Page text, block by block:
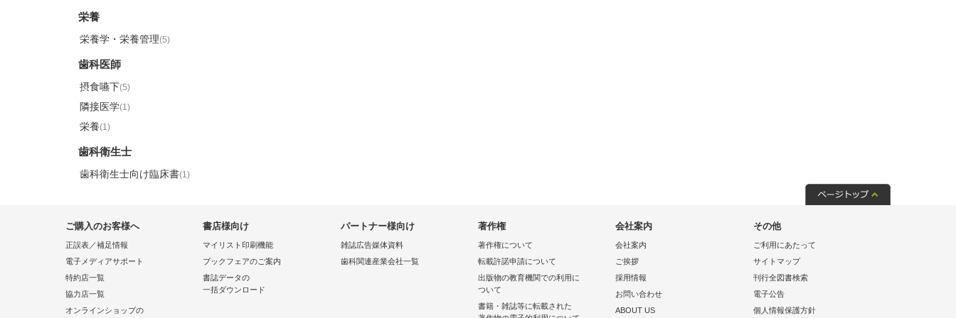
栄養
栄養学・栄養管理(5)
歯科医師
摂食嚥下(5)
隣接医学(1)
栄養(1)
歯科衛生士
歯科衛生士向け臨床書(1)
ご購入のお客様へ
正誤表／補足情報
電子メディアサポート
特約店一覧
協力店一覧
オンラインショップの
書店様向け
マイリスト印刷機能
ブックフェアのご案内
書誌データの
一括ダウンロード
パートナー様向け
雑誌広告媒体資料
歯科関連産業会社一覧
著作権
著作権について
転載許諾申請について
出版物の教育機関での利用に
ついて
書籍・雑誌等に転載された
会社案内
会社案内
ご挨拶
採用情報
お問い合わせ
ABOUT US
その他
ご利用にあたって
サイトマップ
刊行全図書検索
電子公告
個人情報保護方針